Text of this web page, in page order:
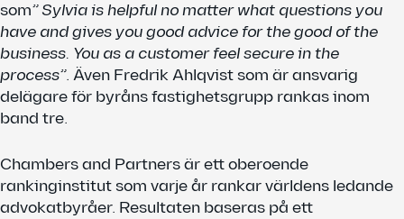
som” Sylvia is helpful no matter what questions you
have and gives you good advice for the good of the
business. You as a customer feel secure in the
process”. Även Fredrik Ahlqvist som är ansvarig
delägare för byråns fastighetsgrupp rankas inom
band tre.
Chambers and Partners är ett oberoende
rankinginstitut som varje år rankar världens ledande
advokatbyråer. Resultaten baseras på ett